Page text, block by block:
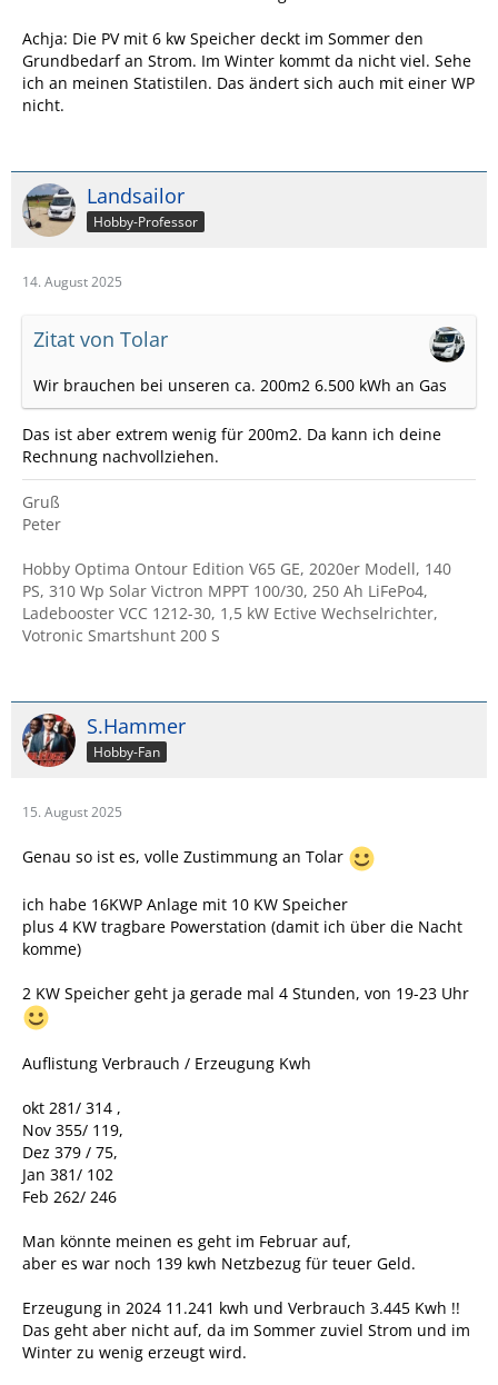
Achja: Die PV mit 6 kw Speicher deckt im Sommer den
Grundbedarf an Strom. Im Winter kommt da nicht viel. Sehe
ich an meinen Statistilen. Das ändert sich auch mit einer WP
nicht.
Landsailor
Hobby-Professor
14. August 2025
Zitat von Tolar
Wir brauchen bei unseren ca. 200m2 6.500 kWh an Gas
Das ist aber extrem wenig für 200m2. Da kann ich deine
Rechnung nachvollziehen.
Gruß
Peter
Hobby Optima Ontour Edition V65 GE, 2020er Modell, 140
PS, 310 Wp Solar Victron MPPT 100/30, 250 Ah LiFePo4,
Ladebooster VCC 1212-30, 1,5 kW Ective Wechselrichter,
Votronic Smartshunt 200 S
S.Hammer
Hobby-Fan
15. August 2025
Genau so ist es, volle Zustimmung an Tolar
ich habe 16KWP Anlage mit 10 KW Speicher
plus 4 KW tragbare Powerstation (damit ich über die Nacht
komme)
2 KW Speicher geht ja gerade mal 4 Stunden, von 19-23 Uhr
Auflistung Verbrauch / Erzeugung Kwh
okt 281/ 314 ,
Nov 355/ 119,
Dez 379 / 75,
Jan 381/ 102
Feb 262/ 246
Man könnte meinen es geht im Februar auf,
aber es war noch 139 kwh Netzbezug für teuer Geld.
Erzeugung in 2024 11.241 kwh und Verbrauch 3.445 Kwh !!
Das geht aber nicht auf, da im Sommer zuviel Strom und im
Winter zu wenig erzeugt wird.